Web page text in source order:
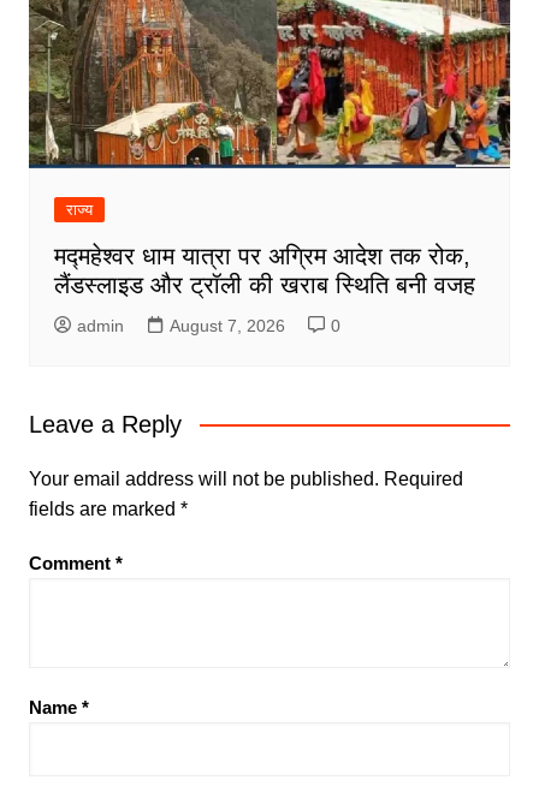
राज्य
मद्महेश्वर धाम यात्रा पर अग्रिम आदेश तक रोक,
लैंडस्लाइड और ट्रॉली की खराब स्थिति बनी वजह
admin August 7, 2026 0
Leave a Reply
Your email address will not be published. Required
fields are marked *
Comment *
Name *